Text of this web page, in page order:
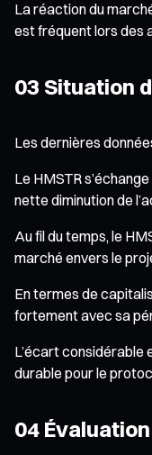
La réaction du
est fréquent lors des
03 Situation
Les dernières
Le HMSTR
nette diminution de
Au fil du temps, le
marché envers le
En termes de
fortement avec sa
L’écart considérable
durable pour le
04